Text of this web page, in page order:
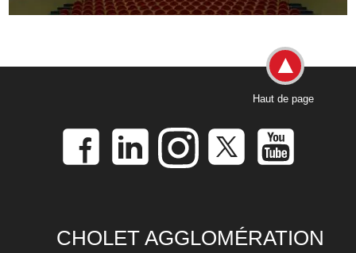
Haut de page
CHOLET AGGLOMÉRATION